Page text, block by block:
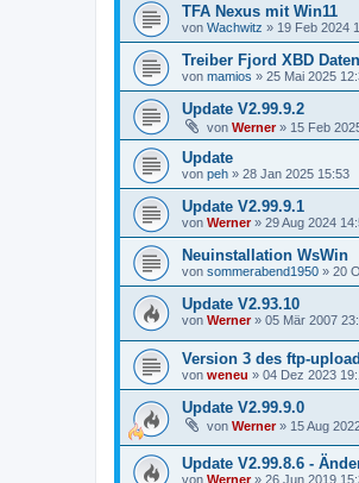
TFA Nexus mit Win11
von Wachwitz » 19 Feb 2024
Treiber Fjord XBD
von mamios » 25 Mai 2025
Update V2.99.9.2
von Werner» 15 Feb
Update
von peh » 28 Jan 2025 15:53
Update V2.99.9.1
von Werner» 29 Aug 2024
Neuinstallation WsWin
von sommerabend1950 » 20
Update V2.93.10
von Werner» 05 Mär 2007
Version 3 des ftp-
von weneu » 04 Dez 2023
Update V2.99.9.0
von Werner» 15 Aug
Update V2.99.8.6 -
von Werner» 26 Jun 2019